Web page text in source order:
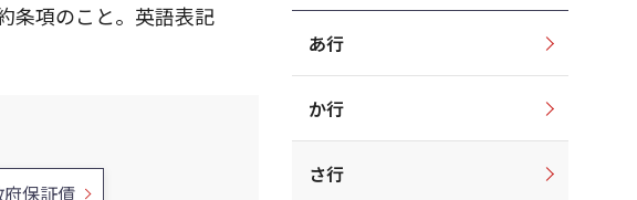
条項のこと。英語表記
府保証債
あ行
か行
さ行